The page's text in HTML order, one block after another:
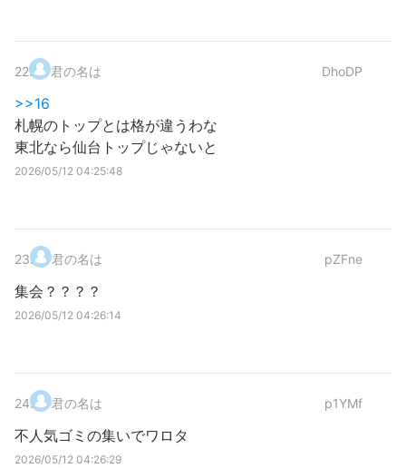
22. 君の名は DhoDP
>>16
札幌のトップとは格が違うわな
東北なら仙台トップじゃないと
2026/05/12 04:25:48
23. 君の名は pZFne
集会？？？？
2026/05/12 04:26:14
24. 君の名は p1YMf
不人気ゴミの集いでワロタ
2026/05/12 04:26:29